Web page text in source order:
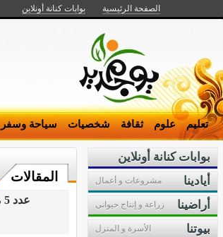
الصفحة الرئيسية بوابات كنانة أونلاين
تعليم علوم ثقافة شخصيات سياحة وسفر
المقالات
عدد 5 مقال تحت تصنيف
بوابات كنانة أونلاين
أيادينا
مشروعات و أعمال
أراضينا زراعة و إنتاج حيوانى
بيوتنا الأسرة و المنزل